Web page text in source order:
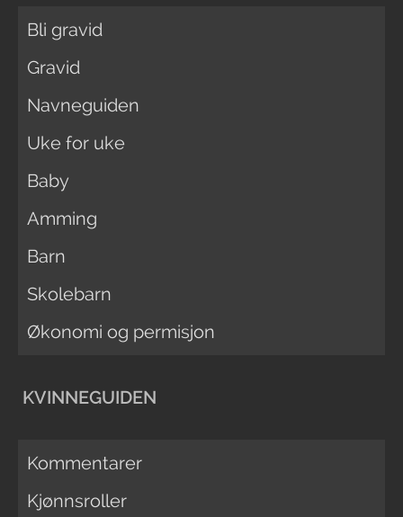
Bli gravid
Gravid
Navneguiden
Uke for uke
Baby
Amming
Barn
Skolebarn
Økonomi og permisjon
KVINNEGUIDEN
Kommentarer
Kjønnsroller